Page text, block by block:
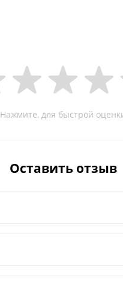
Нажмите, для быстрой
Оставить отзыв